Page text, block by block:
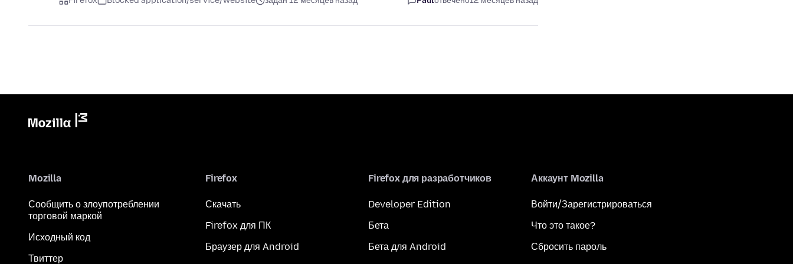
Mozilla
Сообщить о злоупотреблении
торговой маркой
Исходный код
Твиттер
Firefox
Скачать
Firefox для ПК
Браузер для Android
Firefox для разработчиков
Developer Edition
Бета
Бета для Android
Аккаунт Mozilla
Войти/Зарегистрироваться
Что это такое?
Сбросить пароль